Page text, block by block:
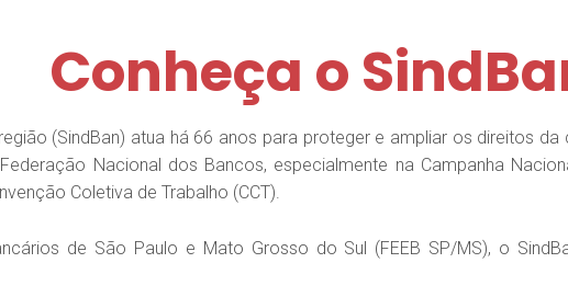
Conheça o
(SindBan) atua há 66 anos para proteger e ampliar os direitos
Nacional dos Bancos, especialmente na Campanha
Coletiva de Trabalho (CCT).
de São Paulo e Mato Grosso do Sul (FEEB SP/MS), o